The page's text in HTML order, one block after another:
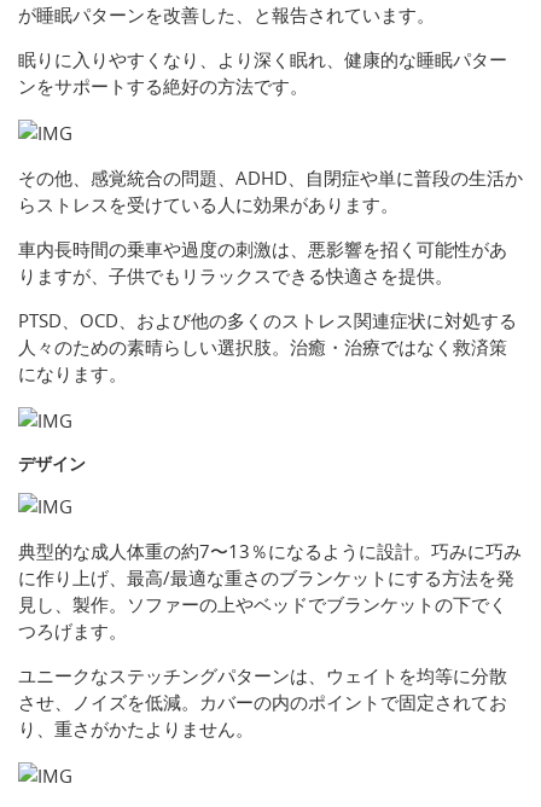
が睡眠パターンを改善した、と報告されています。
眠りに入りやすくなり、より深く眠れ、健康的な睡眠パター
ンをサポートする絶好の方法です。
その他、感覚統合の問題、ADHD、自閉症や単に普段の生活か
らストレスを受けている人に効果があります。
車内長時間の乗車や過度の刺激は、悪影響を招く可能性があ
りますが、子供でもリラックスできる快適さを提供。
PTSD、OCD、および他の多くのストレス関連症状に対処する
人々のための素晴らしい選択肢。治癒・治療ではなく救済策
になります。
デザイン
典型的な成人体重の約7〜13％になるように設計。巧みに巧み
に作り上げ、最高/最適な重さのブランケットにする方法を発
見し、製作。ソファーの上やベッドでブランケットの下でく
つろげます。
ユニークなステッチングパターンは、ウェイトを均等に分散
させ、ノイズを低減。カバーの内のポイントで固定されてお
り、重さがかたよりません。